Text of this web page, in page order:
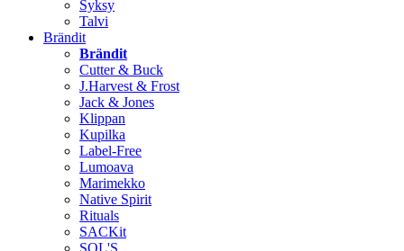
Syksy
Talvi
Brändit
Brändit
Cutter & Buck
J.Harvest & Frost
Jack & Jones
Klippan
Kupilka
Label-Free
Lumoava
Marimekko
Native Spirit
Rituals
SACKit
SOL'S